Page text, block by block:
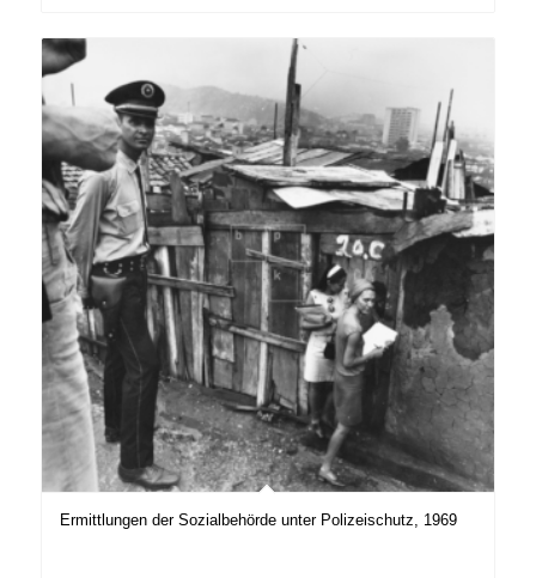
Ermittlungen der Sozialbehörde unter Polizeischutz, 1969